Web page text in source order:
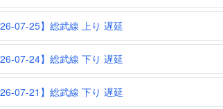
07-25】総武線 上り 遅延
07-24】総武線 下り 遅延
07-21】総武線 下り 遅延